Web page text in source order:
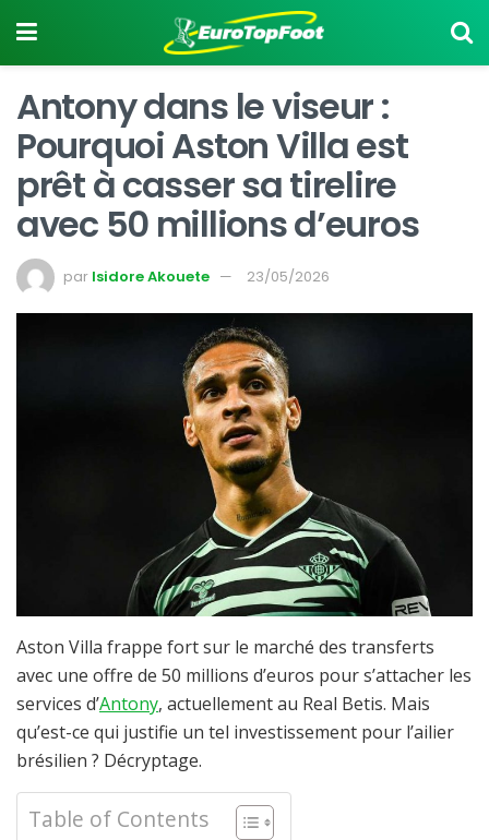
Antony dans le viseur :
Pourquoi Aston Villa est
prêt à casser sa tirelire
avec 50 millions d’euros
par Isidore Akouete 23/05/2026
Aston Villa frappe fort sur le marché des transferts
avec une offre de 50 millions d’euros pour s’attacher les
services d’Antony, actuellement au Real Betis. Mais
qu’est-ce qui justifie un tel investissement pour l’ailier
brésilien ? Décryptage.
Table of Contents